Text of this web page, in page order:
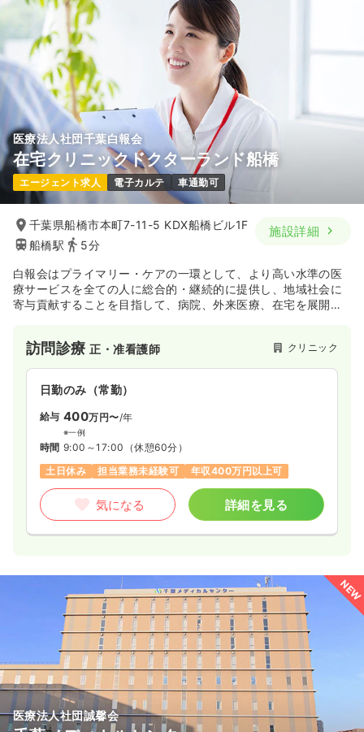
医療法人社団千葉白報会
在宅クリニックドクターランド船橋
エージェント求人 電子カルテ 車通勤可
千葉県船橋市本町7-11-5 KDX船橋ビル1F
船橋駅
5分
施設詳細
白報会はプライマリー・ケアの一環として、より高い水準の医
療サービスを全ての人に総合的・継続的に提供し、地域社会に
寄与貢献することを目指して、病院、外来医療、在宅を展開し
ク、在宅医療を主とした診療所を各地に設けて、患者さまと近
接した医療の実現を進めております。
同時に在宅医療を中心に各地域において外来医療、健康診断、
地域のネットワーク、関連の有料老人ホーム、薬局などの総合
体制の基、ひとりひとり、様々な違った環境に対応できるプラ
イマリー・ケアの確固たる実現に力を注いでいます。
訪問診療正・准看護師 クリニック
日勤のみ（常勤）
給与 400万円〜/年
※一例
時間 9:00～17:00 （休憩60分）
土日休み
担当業務未経験可 年収400万円以上可
気になる 詳細を見る
NEW
医療法人社団誠馨会